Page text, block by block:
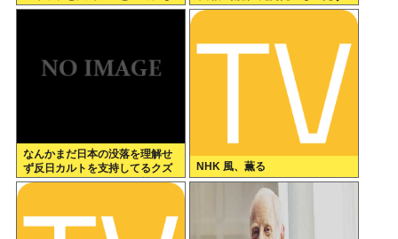
てたよな
なんかまだ日本の没落を理解せ
ず反日カルトを支持してるクズ
が多いんだけどなんだお前ら
NHK 風、薫る